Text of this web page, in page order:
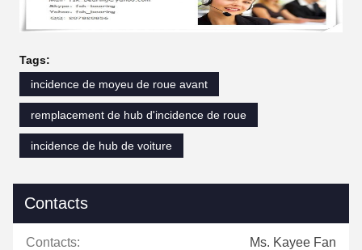
Tags:
incidence de moyeu de roue avant
remplacement de hub d'incidence de roue
incidence de hub de voiture
Contacts
Contacts: Ms. Kayee Fan